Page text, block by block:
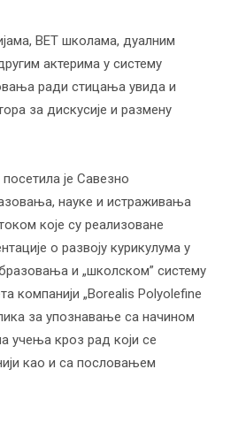
ВЕТ школама, дуалним
актерима у систему
ради стицања увида и
за дискусије и размену
је Савезно
науке и истраживања
које су реализоване
о развоју курикулума у
и „школском” систему
компанији „Borealis Polyolefine
за упознавање са начином
учења кроз рад који се
као и са пословањем